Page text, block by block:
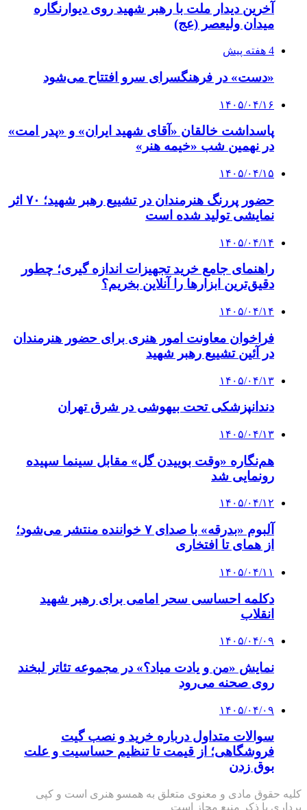
آخرین دیدار ملت با رهبر شهید روی دیوارنگاره
میدان ولیعصر (عج)
4 هفته پیش
«دست» در فرهنگسرای سرو افتتاح می‌شود
۱۴۰۵/۰۴/۱۶
پاسداشت خالقان «آقای شهید ایران» و «پدر امت»
در نهمین شب «خیمه هنر»
۱۴۰۵/۰۴/۱۵
حضور پررنگ هنرمندان در تشییع رهبر شهید؛ ۷۰ اثر
نمایشی تولید شده است
۱۴۰۵/۰۴/۱۴
راهنمای جامع خرید تجهیزات اندازه گیری؛ چطور
دقیق‌ترین ابزارها را آنلاین بخریم؟
۱۴۰۵/۰۴/۱۴
فراخوان معاونت امور هنری برای حضور هنرمندان
در آئین تشییع رهبر شهید
۱۴۰۵/۰۴/۱۳
دندانپزشکی تحت بیهوشی در شرق تهران
۱۴۰۵/۰۴/۱۳
هم‌نگاره «وقت بوییدن گل» مقابل سینما سپیده
رونمایی شد
۱۴۰۵/۰۴/۱۲
آلبوم «بدرقه» با صدای ۷ خواننده منتشر می‌شود؛
از همای تا افتخاری
۱۴۰۵/۰۴/۱۱
دکلمه‌ احساسی سحر امامی برای رهبر شهید
انقلاب
۱۴۰۵/۰۴/۰۹
نمایش «من و یادت میاد؟» در مجموعه تئاتر لبخند
روی صحنه می‌رود
۱۴۰۵/۰۴/۰۹
سوالات متداول درباره خرید و نصب گیت
فروشگاهی؛ از قیمت تا تنظیم حساسیت و علت
بوق زدن
کلیه حقوق مادی و معنوی متعلق به همسو هنری است و کپی
برداری با ذکر منبع مجاز است